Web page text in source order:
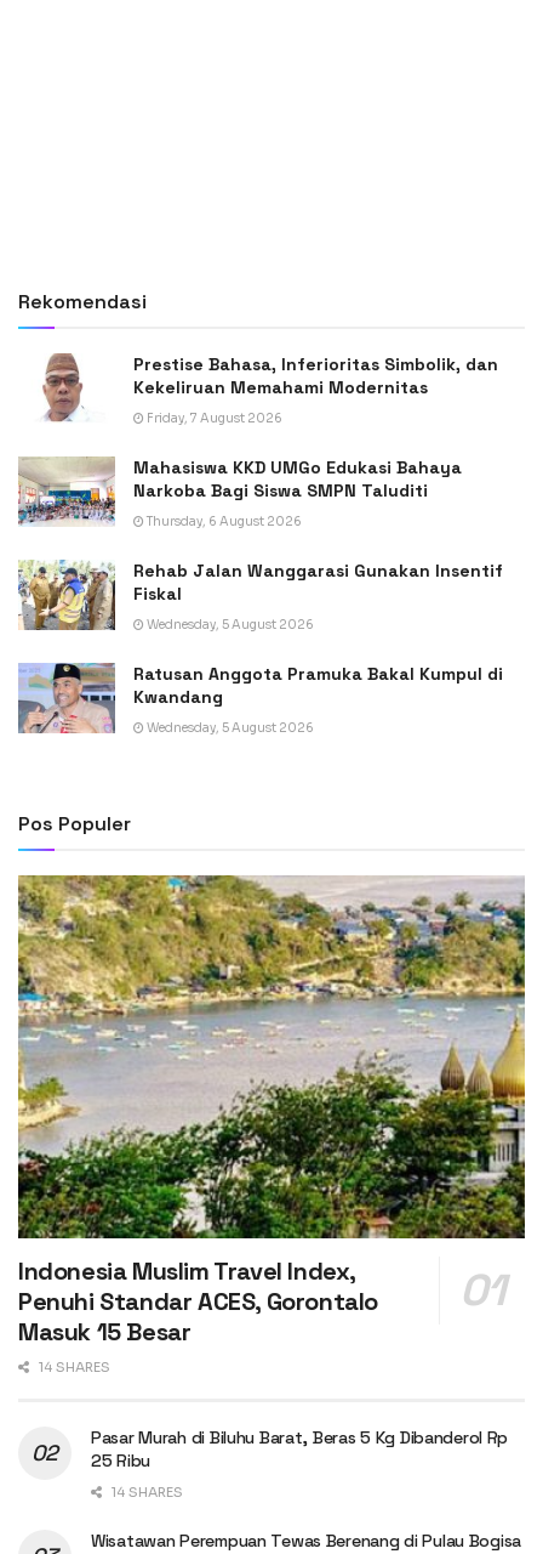
Rekomendasi
Prestise Bahasa, Inferioritas Simbolik, dan
Kekeliruan Memahami Modernitas
Friday, 7 August 2026
Mahasiswa KKD UMGo Edukasi Bahaya
Narkoba Bagi Siswa SMPN Taluditi
Thursday, 6 August 2026
Rehab Jalan Wanggarasi Gunakan Insentif
Fiskal
Wednesday, 5 August 2026
Ratusan Anggota Pramuka Bakal Kumpul di
Kwandang
Wednesday, 5 August 2026
Pos Populer
Indonesia Muslim Travel Index,
Penuhi Standar ACES, Gorontalo
Masuk 15 Besar
14 SHARES
Pasar Murah di Biluhu Barat, Beras 5 Kg Dibanderol Rp
25 Ribu
14 SHARES
Wisatawan Perempuan Tewas Berenang di Pulau Bogisa